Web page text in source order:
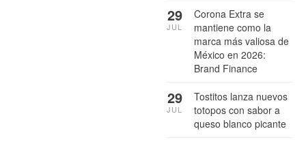
Corona Extra se
mantiene como la
marca más valiosa de
México en 2026:
Brand Finance
29
JUL
Tostitos lanza nuevos
totopos con sabor a
queso blanco picante
29
JUL